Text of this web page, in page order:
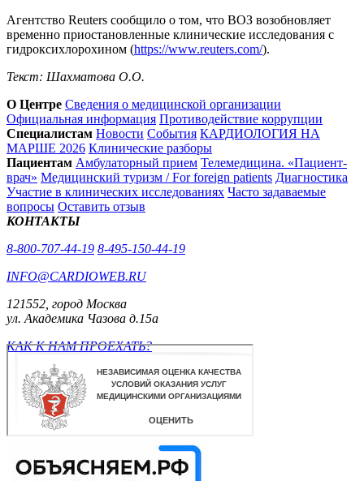
Агентство Reuters сообщило о том, что ВОЗ возобновляет
временно приостановленные клинические исследования с
гидроксихлорохином (https://www.reuters.com/).
Текст: Шахматова О.О.
О Центре Сведения о медицинской организации
Официальная информация Противодействие коррупции
Специалистам Новости События КАРДИОЛОГИЯ НА
МАРШЕ 2026 Клинические разборы
Пациентам Амбулаторный прием Телемедицина. «Пациент-
врач» Медицинский туризм / For foreign patients Диагностика
Участие в клинических исследованиях Часто задаваемые
вопросы Оставить отзыв
КОНТАКТЫ
8-800-707-44-19 8-495-150-44-19
INFO@CARDIOWEB.RU
121552, город Москва
ул. Академика Чазова д.15а
КАК К НАМ ПРОЕХАТЬ?